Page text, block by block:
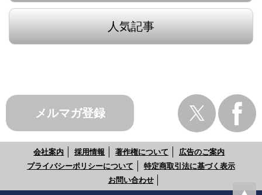
人気記事
メルマガ登録
会社案内 採用情報 著作権について
広告のご案内
プライバシーポリシーについて
特定商取引法に基づく表示
お問い合わせ